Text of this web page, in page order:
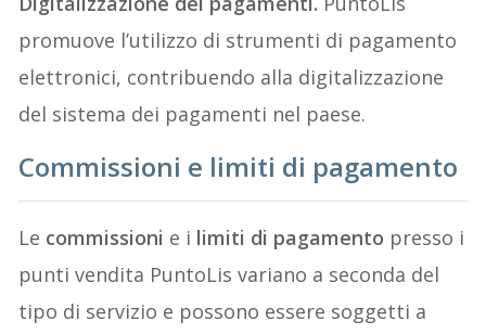
promuove l’utilizzo di strumenti di pagamento
elettronici, contribuendo alla digitalizzazione
del sistema dei pagamenti nel paese.
Commissioni e limiti di pagamento
Le commissioni e i limiti di pagamento presso i
punti vendita PuntoLis variano a seconda del
tipo di servizio e possono essere soggetti a